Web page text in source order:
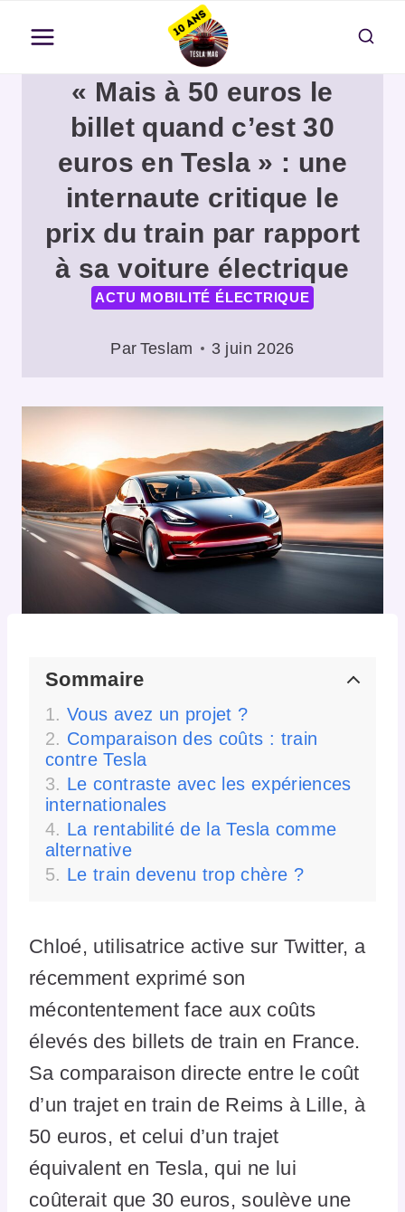
contenu« Mais à 50 euros le
billet quand c’est 30
euros en Tesla » : une
internaute critique le
prix du train par rapport
à sa voiture électrique
ACTU MOBILITÉ ÉLECTRIQUE
Par Teslam 3 juin 2026
Sommaire
Vous avez un projet ?
Comparaison des coûts : train
contre Tesla
Le contraste avec les expériences
internationales
La rentabilité de la Tesla comme
alternative
Le train devenu trop chère ?
Chloé, utilisatrice active sur Twitter, a
récemment exprimé son
mécontentement face aux coûts
élevés des billets de train en France.
Sa comparaison directe entre le coût
d’un trajet en train de Reims à Lille, à
50 euros, et celui d’un trajet
équivalent en Tesla, qui ne lui
coûterait que 30 euros, soulève une